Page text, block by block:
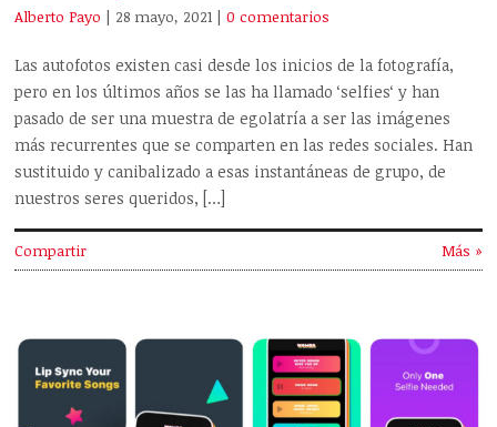
Alberto Payo | 28 mayo, 2021 |0 comentarios
Las autofotos existen casi desde los inicios de la fotografía,
pero en los últimos años se las ha llamado ‘selfies‘ y han
pasado de ser una muestra de egolatría a ser las imágenes
más recurrentes que se comparten en las redes sociales. Han
sustituido y canibalizado a esas instantáneas de grupo, de
nuestros seres queridos, […]
Compartir Más »